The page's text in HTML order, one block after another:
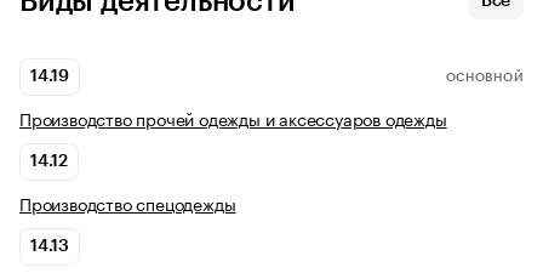
14.19 ОСНОВНОЙ
Производство прочей одежды и аксессуаров одежды
14.12
Производство спецодежды
14.13